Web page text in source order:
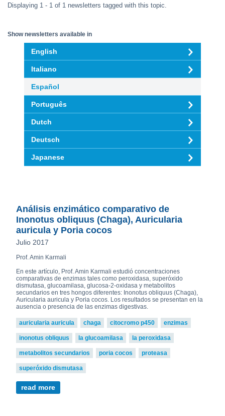
Displaying 1 - 1 of 1 newsletters tagged with this topic.
Show newsletters available in
English
Italiano
Español
Português
Dutch
Deutsch
Japanese
Análisis enzimático comparativo de
Inonotus obliquus (Chaga), Auricularia
auricula y Poria cocos
Julio 2017
Prof. Amin Karmali
En este artículo, Prof. Amin Karmali estudió concentraciones
comparativas de enzimas tales como peroxidasa, superóxido
dismutasa, glucoamilasa, glucosa-2-oxidasa y metabolitos
secundarios en tres hongos diferentes: Inonotus obliquus (Chaga),
Auricularia auricula y Poria cocos. Los resultados se presentan en la
ausencia o presencia de las enzimas digestivas.
auricularia auricula chaga citocromo p450 enzimas
inonotus obliquus la glucoamilasa la peroxidasa
metabolitos secundarios poria cocos proteasa
superóxido dismutasa
read more